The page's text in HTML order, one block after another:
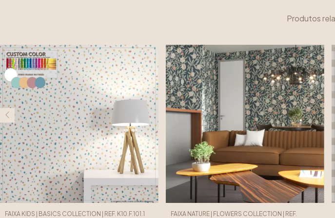
Produtos
FAIXA KIDS | BASICS COLLECTION | REF. K10.F.101.1
FAIXA NATURE | FLOWERS COLLECTION | REF.